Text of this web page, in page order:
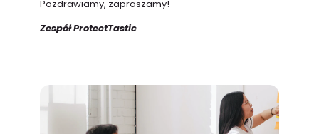
Pozdrawiamy, zapraszamy!
Zespół ProtectTastic